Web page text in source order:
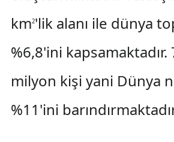
km2'lik alanı ile dünya
%6,8'ini
milyon kişi yani Dünya
%11'ini